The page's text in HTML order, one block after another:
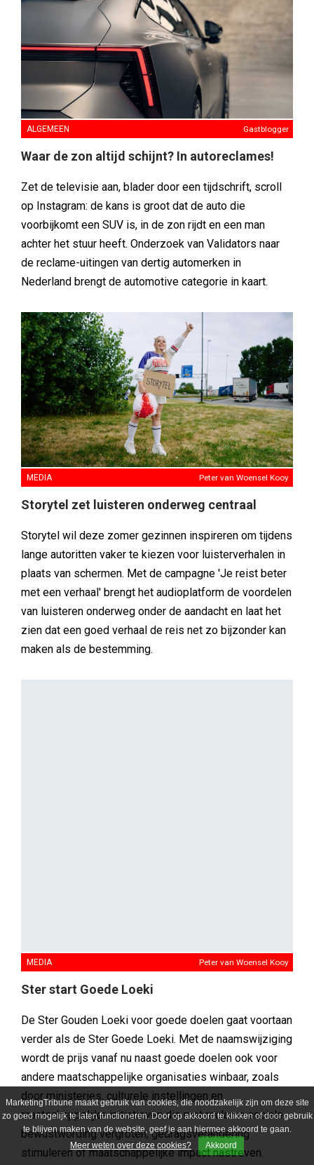
MarketingTribune maakt gebruik van cookies, die noodzakelijk zijn om deze site
zo goed mogelijk te laten functioneren. Door op akkoord te klikken of door gebruik
te blijven maken van de website, geef je aan hiermee akkoord te gaan.
Meer weten over deze cookies?
Akkoord
ALGEMEEN Gastblogger
Waar de zon altijd schijnt? In autoreclames!
Zet de televisie aan, blader door een tijdschrift, scroll
op Instagram: de kans is groot dat de auto die
voorbijkomt een SUV is, in de zon rijdt en een man
achter het stuur heeft. Onderzoek van Validators naar
de reclame-uitingen van dertig automerken in
Nederland brengt de automotive categorie in kaart.
MEDIA Peter van Woensel Kooy
Storytel zet luisteren onderweg centraal
Storytel wil deze zomer gezinnen inspireren om tijdens
lange autoritten vaker te kiezen voor luisterverhalen in
plaats van schermen. Met de campagne 'Je reist beter
met een verhaal' brengt het audioplatform de voordelen
van luisteren onderweg onder de aandacht en laat het
zien dat een goed verhaal de reis net zo bijzonder kan
maken als de bestemming.
MEDIA Peter van Woensel Kooy
Ster start Goede Loeki
De Ster Gouden Loeki voor goede doelen gaat voortaan
verder als de Ster Goede Loeki. Met de naamswijziging
wordt de prijs vanaf nu naast goede doelen ook voor
andere maatschappelijke organisaties winbaar, zoals
door ministeries, culturele instellingen en
maatschappelijke initiatieven die met reclame sociale
bewustwording vergroten, gedragsverandering
stimuleren of maatschappelijke impact nastreven.